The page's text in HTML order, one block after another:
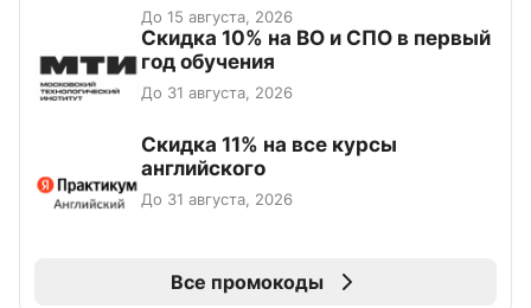
До 15 августа, 2026
Скидка 10% на ВО и СПО в первый
год обучения
До 31 августа, 2026
Скидка 11% на все курсы
английского
До 31 августа, 2026
Все промокоды